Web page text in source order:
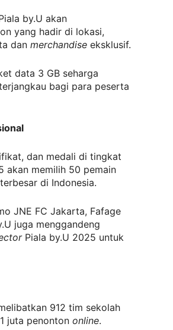
by.U akan
yang hadir di lokasi,
dan merchandise eksklusif.
data 3 GB seharga
bagi para peserta
dan medali di tingkat
akan memilih 50 pemain
di Indonesia.
JNE FC Jakarta, Fafage
juga menggandeng
Piala by.U 2025 untuk
912 tim sekolah
juta penonton online.